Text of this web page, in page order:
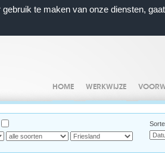
te maken van onze diensten,
HOME WERKWIJZE